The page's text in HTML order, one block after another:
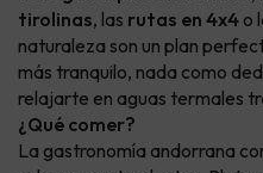
tirolinas, las rutas en 4x4 o
naturaleza son un plan
más tranquilo, nada como
relajarte en aguas termales
¿Qué comer?
La gastronomía andorrana